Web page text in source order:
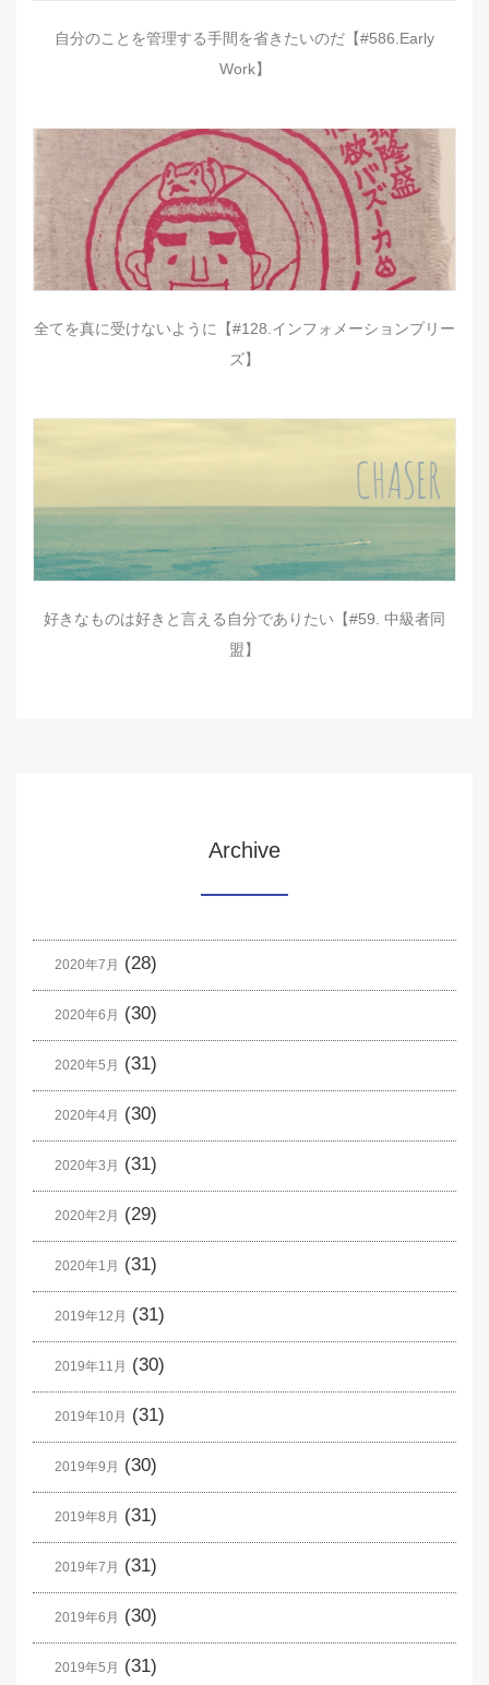
自分のことを管理する手間を省きたいのだ【#586.Early
Work】
全てを真に受けないように【#128.インフォメーションプリー
ズ】
好きなものは好きと言える自分でありたい【#59. 中級者同
盟】
Archive
2020年7月 (28)
2020年6月 (30)
2020年5月 (31)
2020年4月 (30)
2020年3月 (31)
2020年2月 (29)
2020年1月 (31)
2019年12月 (31)
2019年11月 (30)
2019年10月 (31)
2019年9月 (30)
2019年8月 (31)
2019年7月 (31)
2019年6月 (30)
2019年5月 (31)